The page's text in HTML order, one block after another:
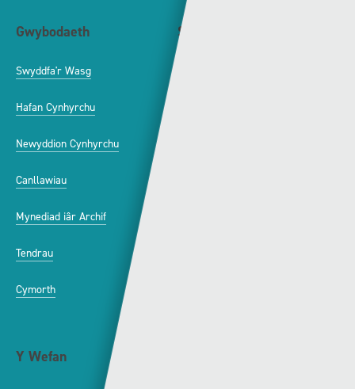
Gwybodaeth
Swyddfa'r Wasg
Hafan Cynhyrchu
Newyddion Cynhyrchu
Canllawiau
Mynediad iâr Archif
Tendrau
Cymorth
S4C
Y Wefan